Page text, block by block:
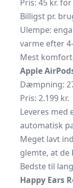
Pris: 45 kr.
Billigst pr.
Ulempe:
varme efter
Mest
Apple
Dæmpning:
Pris: 2.199 kr.
Leveres med
automatisk
Meget lavt
glemte, at de
Bedste til
Happy Ears